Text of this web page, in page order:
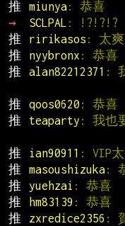
推
miunya: 恭喜
→
SCLPAL : !?!?!?
推
ririkasos : 太
推
nyybronx : 恭喜
推
alan82212371 :
推
qoos0620 : 恭喜
推
teaparty : 我也
推
ian90911 : VIP
推
masoushizuka:
推
yuehzai : 恭喜
推
hm83139 : 恭喜
推
zxredice2356 :